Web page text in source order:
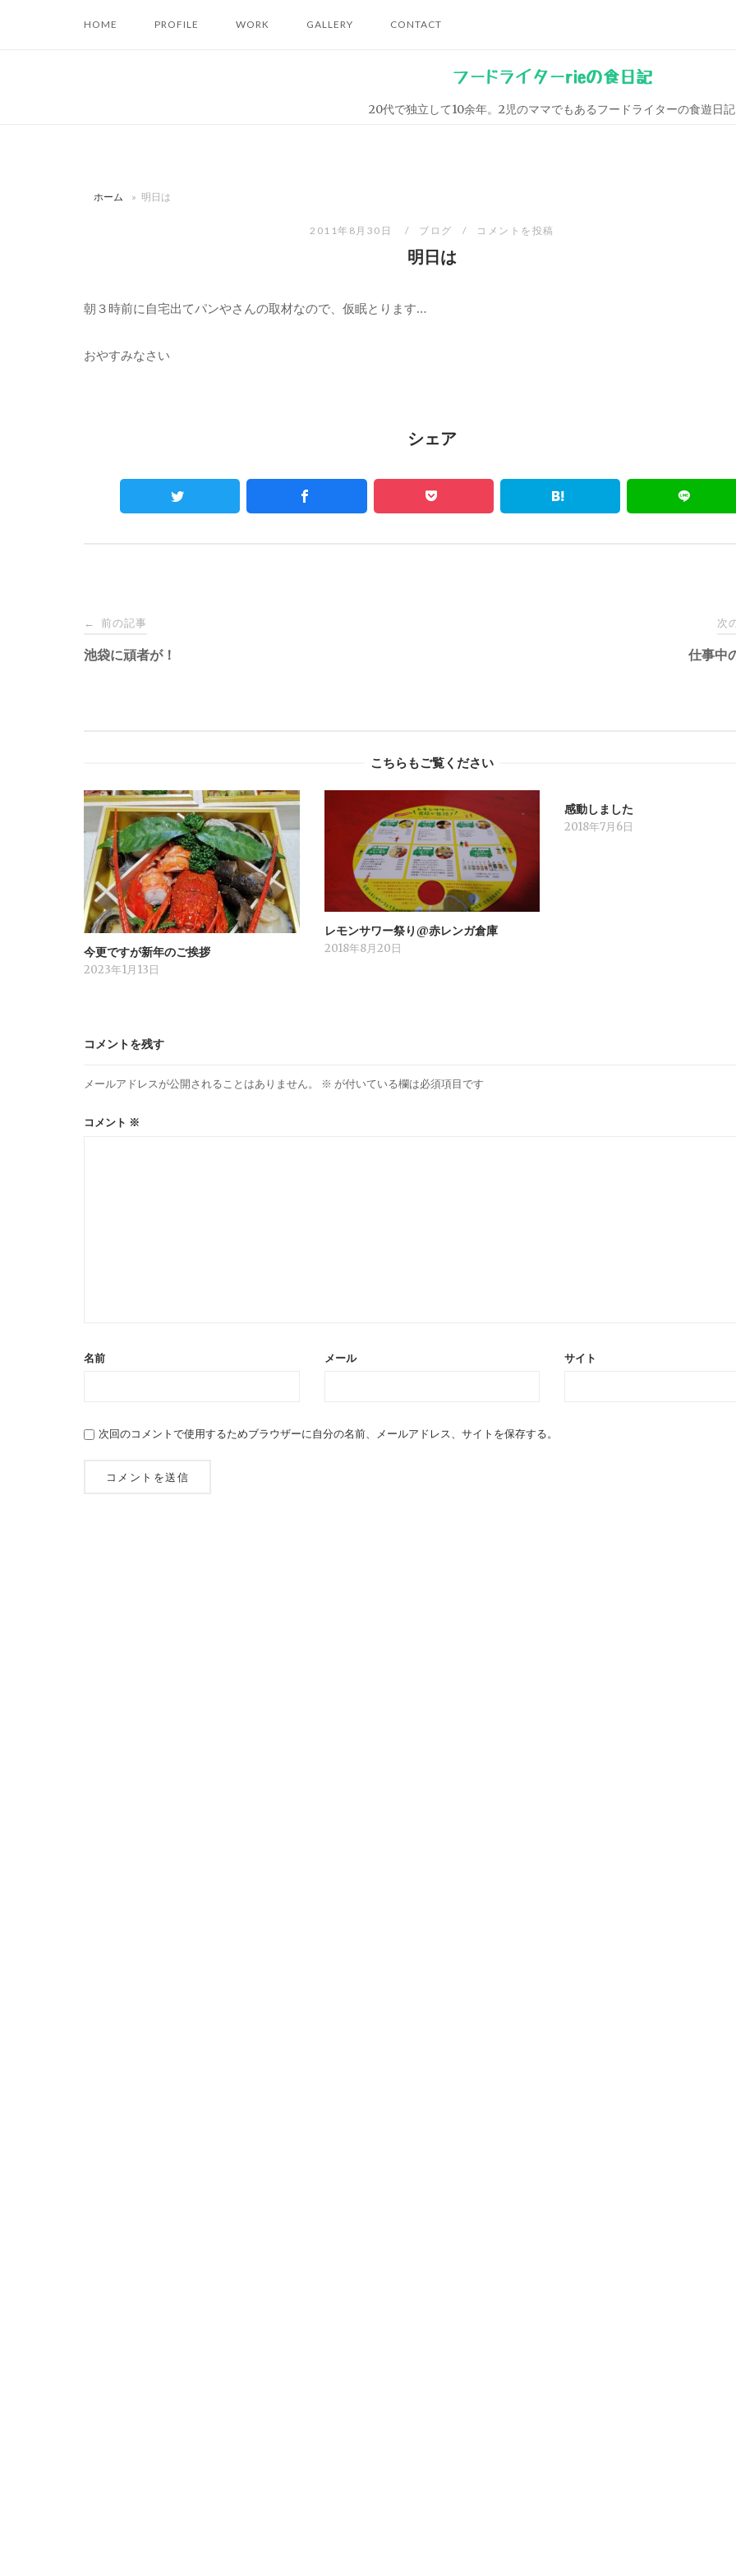
HOME PROFILE WORK GALLERY CONTACT
フードライターrieの食日記
20代で独立して10余年。2児のママでもあるフードライターの食遊日記
ホーム » 明日は
2011年8月30日 ブログ コメントを投稿
明日は
朝３時前に自宅出てパンやさんの取材なので、仮眠とります…
おやすみなさい
シェア
Post
navigation
← 前の記事
池袋に頑者が！
次
仕事中
こちらもご覧ください
今更ですが新年のご挨拶
2023年1月13日
レモンサワー祭り@赤レンガ倉庫
2018年8月20日
感動しました
2018年7月6日
コメントを残す
メールアドレスが公開されることはありません。 ※ が付いている欄は必須項目です
コメント ※
名前 メール サイト
次回のコメントで使用するためブラウザーに自分の名前、メールアドレス、サイトを保存する。